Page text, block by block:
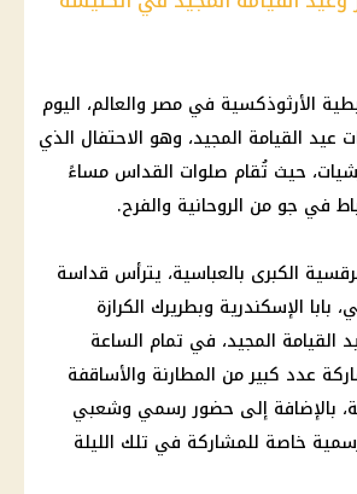
الأرثوذكسية في مصر والعالم، اليوم
عيد القيامة المجيد، وهو الاحتفال الذي
حيث تُقام صلوات القداس مساءً
في جو من الروحانية والفرح.
الكبرى بالعباسية، يترأس قداسة
بابا الإسكندرية وبطريرك الكرازة
القيامة المجيد، في تمام الساعة
عدد كبير من المطارنة والأساقفة
بالإضافة إلى حضور رسمي وشعبي
خاصة للمشاركة في تلك الليلة